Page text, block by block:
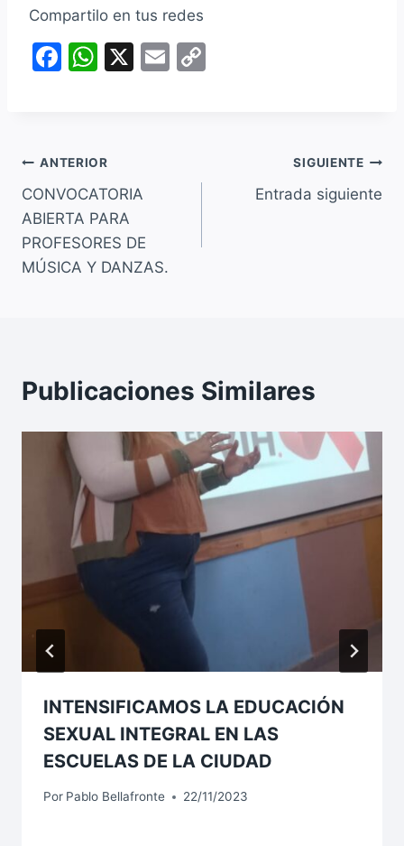
Compartilo en tus redes
F
b
o
o
k
W
A
p
p
X
E
Navegación
de
entradas
ANTERIOR
CONVOCATORIA
ABIERTA PARA
PROFESORES DE
MÚSICA Y DANZAS.
SIGUIENTE
Entrada siguiente
Publicaciones Similares
INTENSIFICAMOS LA EDUCACIÓN
SEXUAL INTEGRAL EN LAS
ESCUELAS DE LA CIUDAD
Por Pablo Bellafronte 22/11/2023